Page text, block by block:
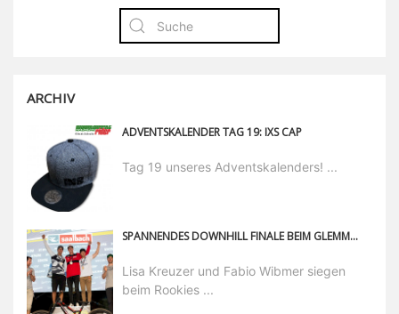
ARCHIV
ADVENTSKALENDER TAG 19: IXS CAP
Tag 19 unseres Adventskalenders! ...
SPANNENDES DOWNHILL FINALE BEIM GLEMMRIDE BIKE FESTIVAL
Lisa Kreuzer und Fabio Wibmer siegen
beim Rookies ...